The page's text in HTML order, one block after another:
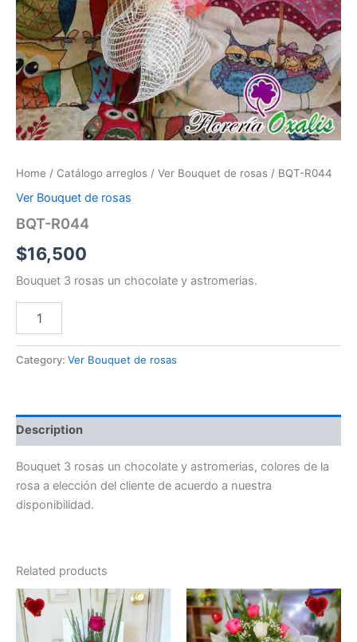
Home / Catálogo arreglos / Ver Bouquet de rosas / BQT-R044
Ver Bouquet de rosas
BQT-R044
$16,500
Bouquet 3 rosas un chocolate y astromerias.
Category: Ver Bouquet de rosas
Description
Bouquet 3 rosas un chocolate y astromerias, colores de la
rosa a elección del cliente de acuerdo a nuestra
disponibilidad.
Related products